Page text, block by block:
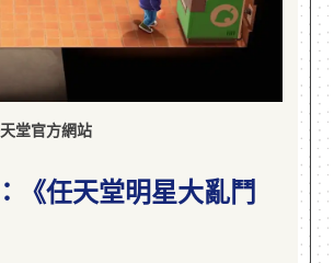
堂官方網站
《任天堂明星大亂鬥